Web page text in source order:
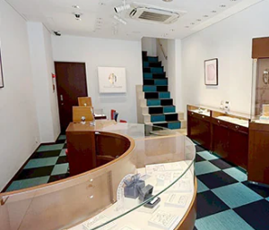
結婚指輪
セットリング
エタニティリング
クローズアップ
プロポーズアイテム
ブライダルアイテム
ティアラ
アニバーサリージュエリー
ベビージュエリー
ラブレタージュエリー
アニバーサリージュエリー
セットリングコレクション
商品クオリティ
ダイヤモンドの品質
シライシについて